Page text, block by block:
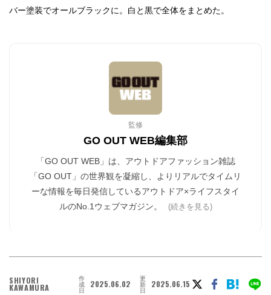
バー塗装でオールブラックに。白と黒で全体をまとめた。
監修
GO OUT WEB編集部
「GO OUT WEB」は、アウトドアファッション雑誌
「GO OUT」の世界観を凝縮し、よりリアルでタイムリ
ーな情報を毎日発信しているアウトドア×ライフスタイ
ルのNo.1ウェブマガジン。
(続きを見る)
SHIYORI
KAWAMURA
作
成
日
2025.06.02 更
新
日
2025.06.15